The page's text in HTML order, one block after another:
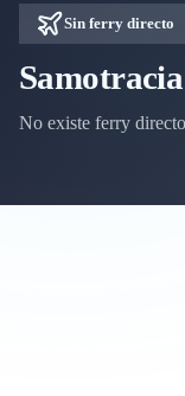
Sin ferry directo
No existe ferry